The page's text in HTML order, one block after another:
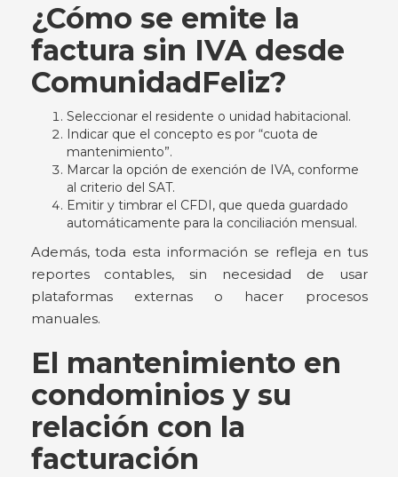
¿Cómo se emite la
factura sin IVA desde
ComunidadFeliz?
Seleccionar el residente o unidad habitacional.
Indicar que el concepto es por “cuota de
mantenimiento”.
Marcar la opción de exención de IVA, conforme
al criterio del SAT.
Emitir y timbrar el CFDI, que queda guardado
automáticamente para la conciliación mensual.
Además, toda esta información se refleja en tus
reportes contables, sin necesidad de usar
plataformas externas o hacer procesos
manuales.
El mantenimiento en
condominios y su
relación con la
facturación